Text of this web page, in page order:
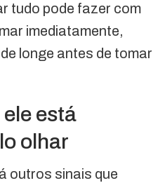
tudo pode fazer com
imediatamente,
longe antes de tomar
está
olhar
outros sinais que